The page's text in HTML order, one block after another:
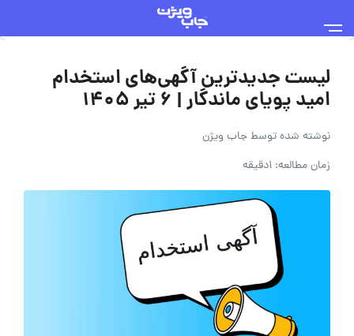
لیست جدیدترین آگهی‌های استخدام
امید پویای ماندگار | ۶ تیر ۱۴۰۵
نوشته شده توسطجاب ویژن
زمان مطالعه: 1دقیقه